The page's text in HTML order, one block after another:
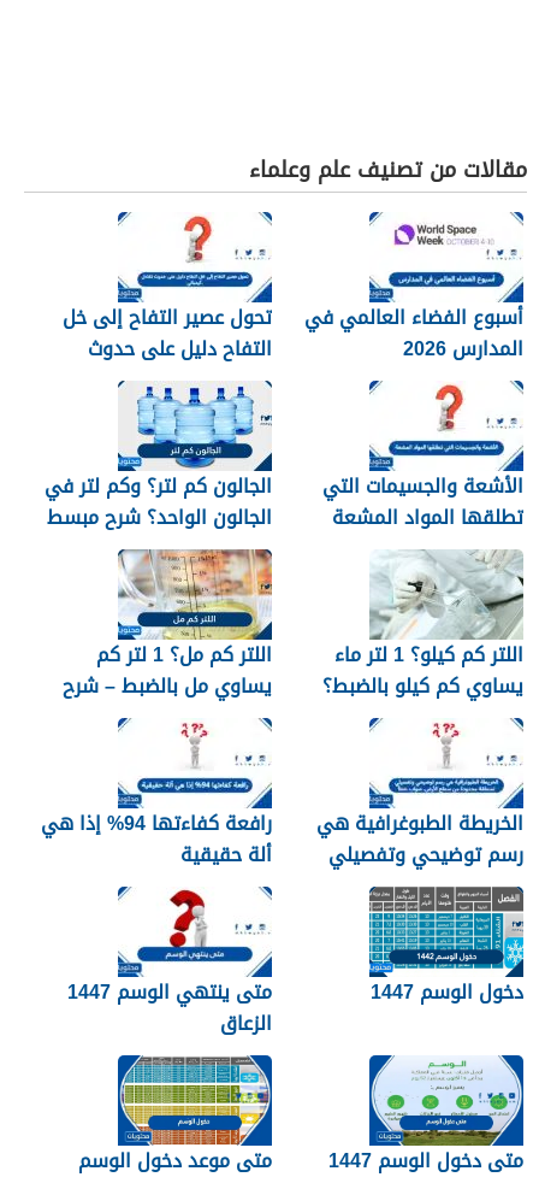
مقالات من تصنيف علم وعلماء
أسبوع الفضاء العالمي في
المدارس 2026
تحول عصير التفاح إلى خل
التفاح دليل على حدوث
تفاعل كيميائي.
الأشعة والجسيمات التي
تطلقها المواد المشعة
الجالون كم لتر؟ وكم لتر في
الجالون الواحد؟ شرح مبسط
اللتر كم كيلو؟ 1 لتر ماء
يساوي كم كيلو بالضبط؟
اللتر كم مل؟ 1 لتر كم
يساوي مل بالضبط – شرح
مبسّط وواضح
الخريطة الطبوغرافية هي
رسم توضيحي وتفصيلي
لمنطقة محدودة من سطح
الأرض. صواب خطأ
رافعة كفاءتها 94% إذا هي
ألة حقيقية
دخول الوسم 1447
متى ينتهي الوسم 1447
الزعاق
متى دخول الوسم 1447
متى موعد دخول الوسم